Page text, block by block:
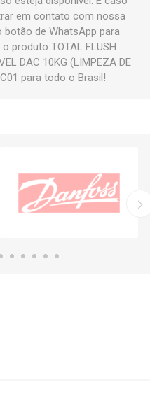
em contato com nossa
botão de WhatsApp para
produto TOTAL FLUSH
DAC 10KG (LIMPEZA DE
para todo o Brasil!